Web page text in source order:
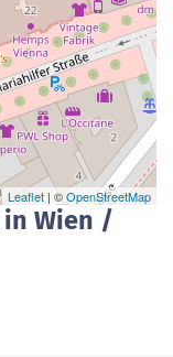
Leaflet | ©OpenStreetMap
Wien /